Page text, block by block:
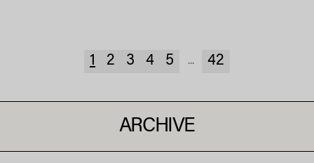
1 2 3 4 5 ... 42
ARCHIVE